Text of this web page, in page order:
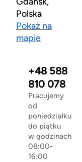
Polska
Pokaż na
mapie
+48 588
810 078
Pracujemy
od
poniedziałku
do piątku
w godzinach
08:00-
16:00